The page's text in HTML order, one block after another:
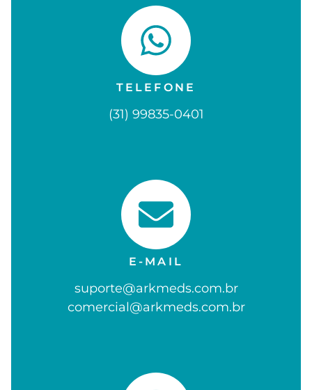
TELEFONE
(31) 99835-0401
E-MAIL
suporte@arkmeds.com.br
comercial@arkmeds.com.br